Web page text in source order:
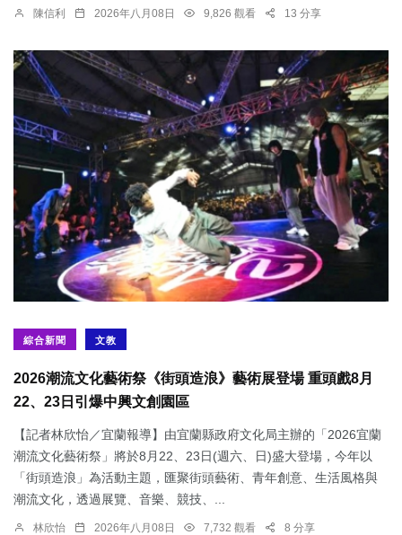
陳信利 2026年八月08日 9,826 觀看 13 分享
綜合新聞 文教
2026潮流文化藝術祭《街頭造浪》藝術展登場 重頭戲8月
22、23日引爆中興文創園區
【記者林欣怡／宜蘭報導】由宜蘭縣政府文化局主辦的「2026宜蘭
潮流文化藝術祭」將於8月22、23日(週六、日)盛大登場，今年以
「街頭造浪」為活動主題，匯聚街頭藝術、青年創意、生活風格與
潮流文化，透過展覽、音樂、競技、...
林欣怡 2026年八月08日 7,732 觀看 8 分享